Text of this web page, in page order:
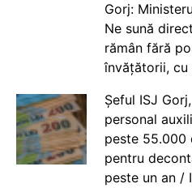
Gorj:
Ne sună
rămân fără
învățătorii, cu
Șeful ISJ
personal
peste 55.000
pentru
peste un an /